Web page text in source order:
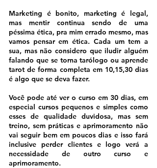
Marketing é bonito, marketing é legal,
mas mentir continua sendo de uma
péssima ética, pra mim errado mesmo, mas
vamos pensar em ética. Cada um tem a
sua, mas não considero que iludir alguém
falando que se torna tarólogo ou aprende
tarot de forma completa em 10,15,30 dias
é algo que se deva fazer.
Você pode até ver o curso em 30 dias, em
especial cursos pequenos e simples como
esses de qualidade duvidosa, mas sem
treino, sem práticas e aprimoramento não
vai seguir bem em poucos dias e isso fará
inclusive perder clientes e logo verá a
necessidade de outro curso e
aprimoramento.